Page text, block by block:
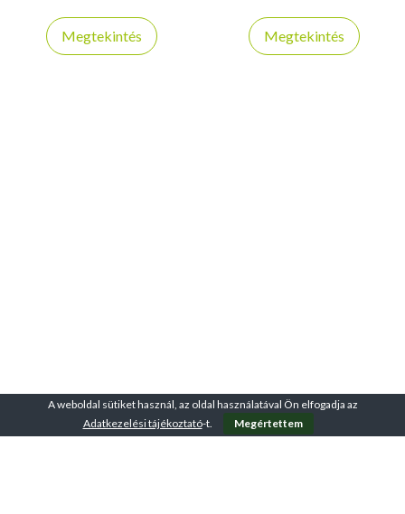
használatra ajánlott!
Megtekintés
erősítheti kezét és alkar
izmait!
Megtekintés
A weboldal sütiket használ, az oldal használatával Ön elfogadja az
Adatkezelési tájékoztató-t. Megértettem